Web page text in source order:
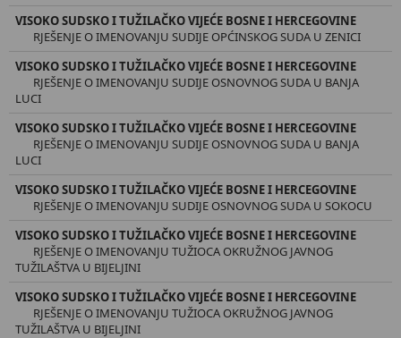
VISOKO SUDSKO I TUŽILAČKO VIJEĆE BOSNE I HERCEGOVINE
RJEŠENJE O IMENOVANJU SUDIJE OPĆINSKOG SUDA U ZENICI
VISOKO SUDSKO I TUŽILAČKO VIJEĆE BOSNE I HERCEGOVINE
RJEŠENJE O IMENOVANJU SUDIJE OSNOVNOG SUDA U BANJA
LUCI
VISOKO SUDSKO I TUŽILAČKO VIJEĆE BOSNE I HERCEGOVINE
RJEŠENJE O IMENOVANJU SUDIJE OSNOVNOG SUDA U BANJA
LUCI
VISOKO SUDSKO I TUŽILAČKO VIJEĆE BOSNE I HERCEGOVINE
RJEŠENJE O IMENOVANJU SUDIJE OSNOVNOG SUDA U SOKOCU
VISOKO SUDSKO I TUŽILAČKO VIJEĆE BOSNE I HERCEGOVINE
RJEŠENJE O IMENOVANJU TUŽIOCA OKRUŽNOG JAVNOG
TUŽILAŠTVA U BIJELJINI
VISOKO SUDSKO I TUŽILAČKO VIJEĆE BOSNE I HERCEGOVINE
RJEŠENJE O IMENOVANJU TUŽIOCA OKRUŽNOG JAVNOG
TUŽILAŠTVA U BIJELJINI